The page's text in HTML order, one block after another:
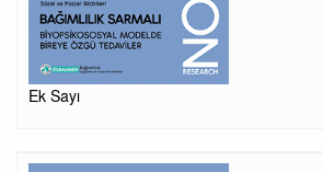
Ek Sayı